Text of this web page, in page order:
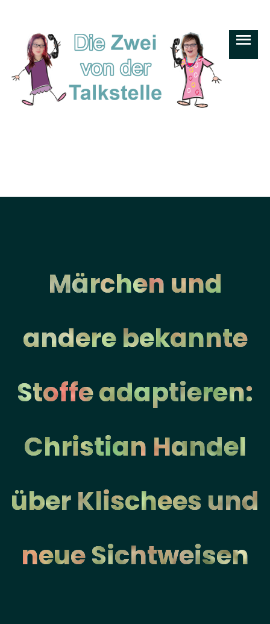
Märchen und
andere bekannte
Stoffe adaptieren:
Christian Handel
über Klischees und
neue Sichtweisen